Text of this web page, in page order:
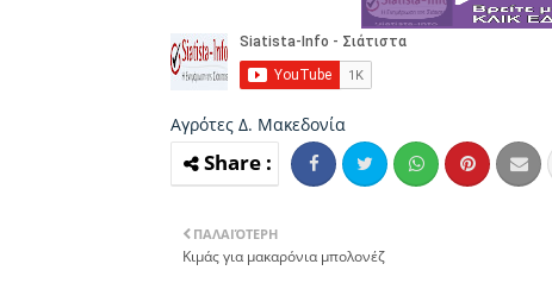
Αγρότες Δ. Μακεδονία
ΠΑΛΑΙΌΤΕΡΗ
Κιμάς για μακαρόνια μπολονέζ